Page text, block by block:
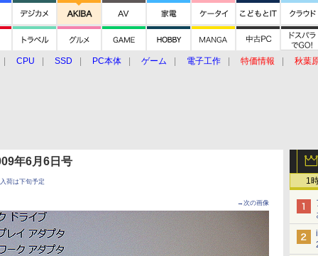
CPU SSD PC本体 ゲーム 電子工作 特価情報
秋葉
1
年6月6日号
荷は下旬予定
→次の画像